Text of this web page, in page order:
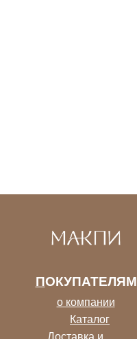
о компании
ПОКУПАТЕЛЯМ
Каталог
Доставка и